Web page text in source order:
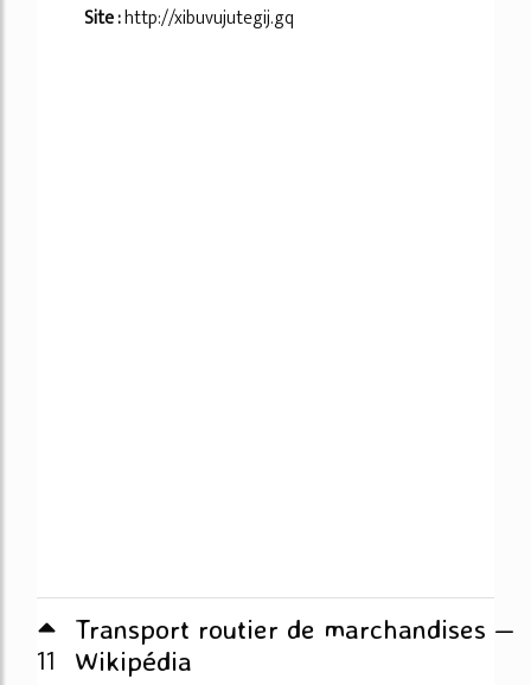
Site :http://xibuvujutegij.gq
11
Transport routier de marchandises —
Wikipédia